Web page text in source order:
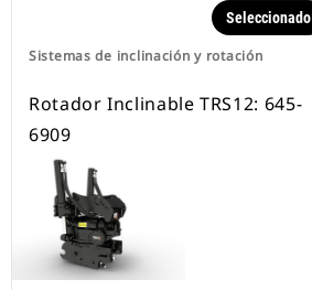
Sistemas de inclinación y rotación
Seleccionado
Rotador Inclinable TRS12: 645-
6909